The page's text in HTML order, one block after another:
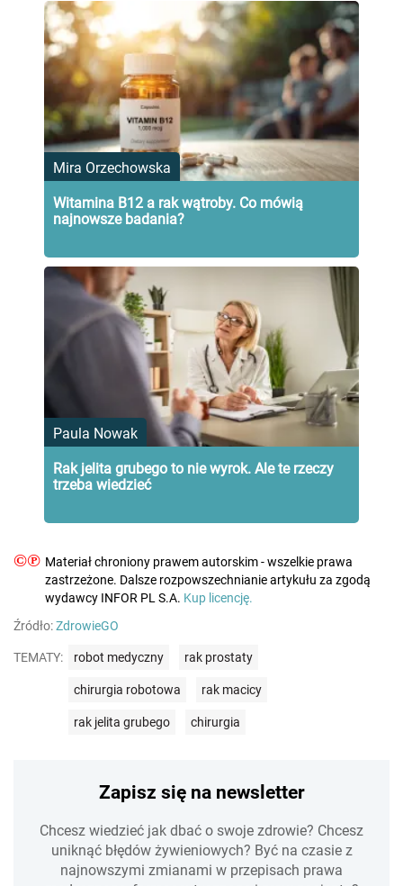
Mira Orzechowska
Witamina B12 a rak wątroby. Co mówią
najnowsze badania?
Paula Nowak
Rak jelita grubego to nie wyrok. Ale te rzeczy
trzeba wiedzieć
©℗ Materiał chroniony prawem autorskim - wszelkie prawa
zastrzeżone. Dalsze rozpowszechnianie artykułu za zgodą
wydawcy INFOR PL S.A. Kup licencję.
Źródło:ZdrowieGO
TEMATY: robot medyczny rak prostaty
chirurgia robotowa rak macicy
rak jelita grubego chirurgia
Zapisz się na newsletter
Chcesz wiedzieć jak dbać o swoje zdrowie? Chcesz
uniknąć błędów żywieniowych? Być na czasie z
najnowszymi zmianami w przepisach prawa